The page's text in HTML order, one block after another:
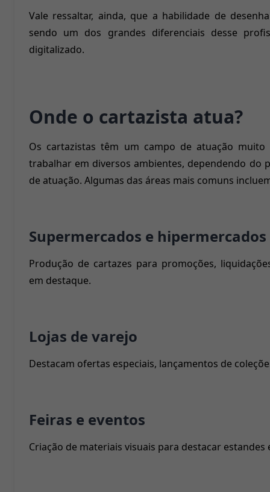
Vale ressaltar, ainda, que a habilidade de
sendo um dos grandes diferenciais desse
digitalizado.
Onde o cartazista atua?
Os cartazistas têm um campo de atuação
trabalhar em diversos ambientes, dependendo do
de atuação. Algumas das áreas mais comuns
Supermercados e hipermercados
Produção de cartazes para promoções,
em destaque.
Lojas de varejo
Destacam ofertas especiais, lançamentos de
Feiras e eventos
Criação de materiais visuais para destacar estandes